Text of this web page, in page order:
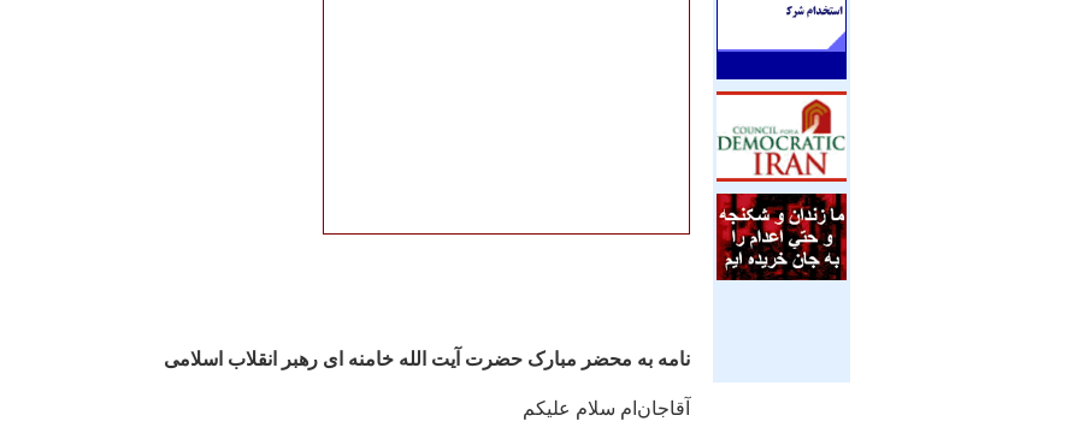
نامه به محضر مبارک حضرت آيت الله خامنه ای رهبر انقلاب اسلامی
آقاجان‌ام سلام علیکم